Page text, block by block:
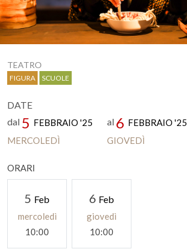
TEATRO
FIGURA SCUOLE
DATE
dal 5 FEBBRAIO '25
MERCOLEDÌ
al 6 FEBBRAIO '25
GIOVEDÌ
ORARI
5 Feb
mercoledì
10:00
6 Feb
giovedì
10:00